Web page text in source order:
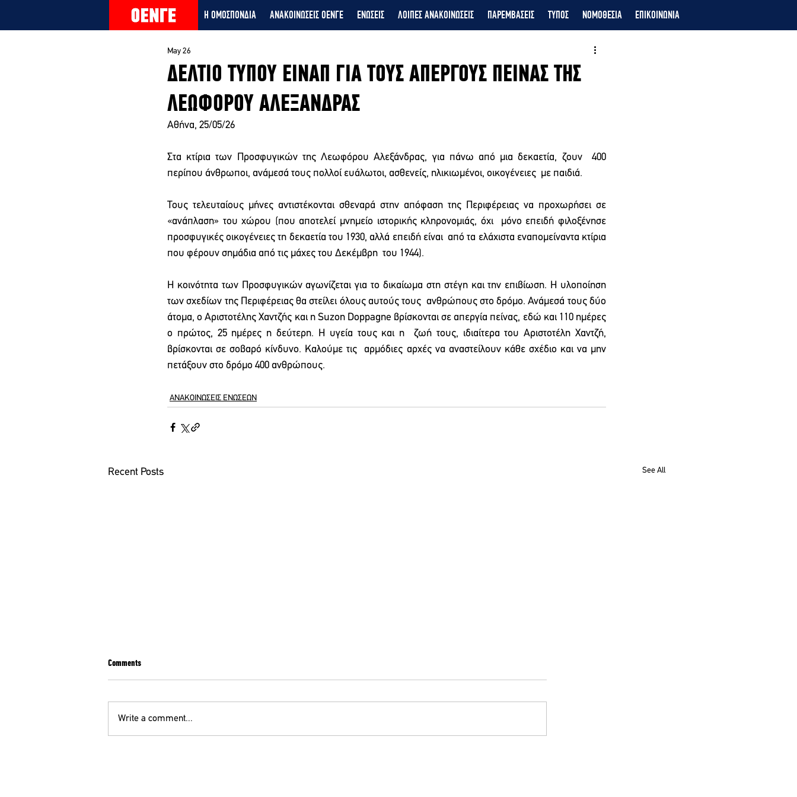
Η ΟΜΟΣΠΟΝΔΙΑ ΑΝΑΚΟΙΝΩΣΕΙΣ ΟΕΝΓΕ ΕΝΩΣΕΙΣ ΛΟΙΠΕΣ ΑΝΑΚΟΙΝΩΣΕΙΣ ΠΑΡΕΜΒΑΣΕΙΣ ΤΥΠΟΣ ΝΟΜΟΘΕΣΙΑ ΕΠΙΚΟΙΝΩΝΙΑ
ΔΕΛΤΙΟ ΤΥΠΟΥ ΕΙΝΑΠ ΓΙΑ ΤΟΥΣ ΑΠΕΡΓΟΥΣ ΠΕΙΝΑΣ ΤΗΣ
ΛΕΩΦΟΡΟΥ ΑΛΕΞΑΝΔΡΑΣ
May 26
Αθήνα, 25/05/26
Στα κτίρια των Προσφυγικών της Λεωφόρου Αλεξάνδρας, για πάνω από μια δεκαετία, ζουν  400
περίπου άνθρωποι, ανάμεσά τους πολλοί ευάλωτοι, ασθενείς, ηλικιωμένοι, οικογένειες  με παιδιά.
Τους τελευταίους μήνες αντιστέκονται σθεναρά στην απόφαση της Περιφέρειας να προχωρήσει σε
«ανάπλαση» του χώρου (που αποτελεί μνημείο ιστορικής κληρονομιάς, όχι  μόνο επειδή φιλοξένησε
προσφυγικές οικογένειες τη δεκαετία του 1930, αλλά επειδή είναι  από τα ελάχιστα εναπομείναντα κτίρια
που φέρουν σημάδια από τις μάχες του Δεκέμβρη  του 1944).
Η κοινότητα των Προσφυγικών αγωνίζεται για το δικαίωμα στη στέγη και την επιβίωση. Η υλοποίηση
των σχεδίων της Περιφέρειας θα στείλει όλους αυτούς τους  ανθρώπους στο δρόμο. Ανάμεσά τους δύο
άτομα, ο Αριστοτέλης Χαντζής και η Suzon Doppagne βρίσκονται σε απεργία πείνας, εδώ και 110 ημέρες
ο πρώτος, 25 ημέρες η δεύτερη. Η υγεία τους και η  ζωή τους, ιδιαίτερα του Αριστοτέλη Χαντζή,
βρίσκονται σε σοβαρό κίνδυνο. Καλούμε τις  αρμόδιες αρχές να αναστείλουν κάθε σχέδιο και να μην
πετάξουν στο δρόμο 400 ανθρώπους.
ΑΝΑΚΟΙΝΩΣΕΙΣ ΕΝΩΣΕΩΝ
Recent Posts See All
Comments
Write a comment...